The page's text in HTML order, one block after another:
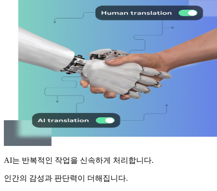
AI는 반복적인 작업을 신속하게 처리합니다.
인간의 감성과 판단력이 더해집니다.